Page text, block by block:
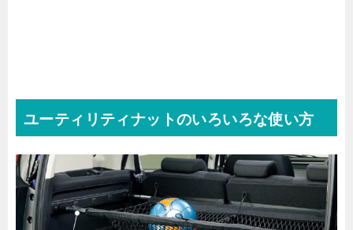
ユーティリティナットのいろいろな使い方